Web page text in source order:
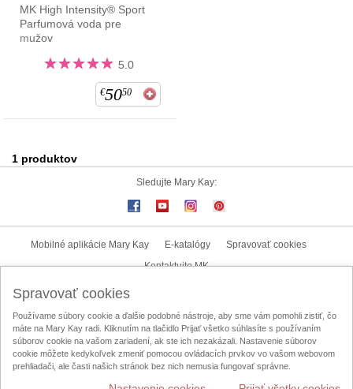
MK High Intensity® Sport
Parfumová voda pre
mužov
5.0
€5050
1 produktov
Sledujte Mary Kay:
Mobilné aplikácie Mary Kay E-katalógy
Spravovať cookies
Kontaktujte MK
Mary Kay InTouch
Lokalizátor nezávislých kozmetických poradkýň
Oznamovací kanál
Licenčná zmluva na obsah vytvorený užívateľom
Spravovať cookies
Používame súbory cookie a ďalšie podobné nástroje, aby sme vám pomohli zistiť, čo
máte na Mary Kay radi. Kliknutím na tlačidlo Prijať všetko súhlasíte s používaním
súborov cookie na vašom zariadení, ak ste ich nezakázali. Nastavenie súborov
cookie môžete kedykoľvek zmeniť pomocou ovládacích prvkov vo vašom webovom
prehliadači, ale časti našich stránok bez nich nemusia fungovať správne.